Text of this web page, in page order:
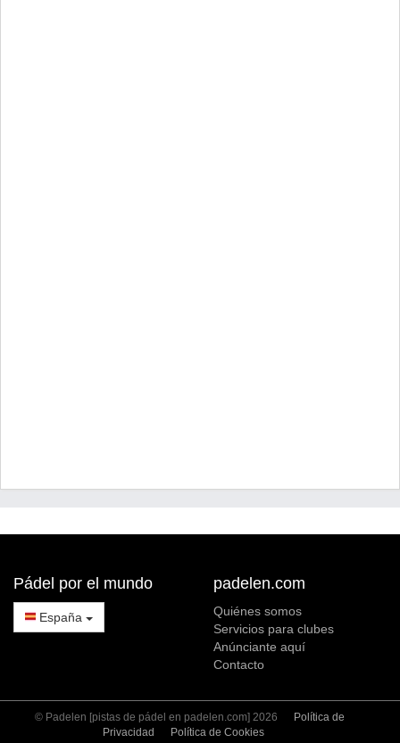
Pádel por el mundo
España
padelen.com
Quiénes somos
Servicios para clubes
Anúnciante aquí
Contacto
© Padelen [pistas de pádel en padelen.com] 2026
Política de
Privacidad
Política de Cookies